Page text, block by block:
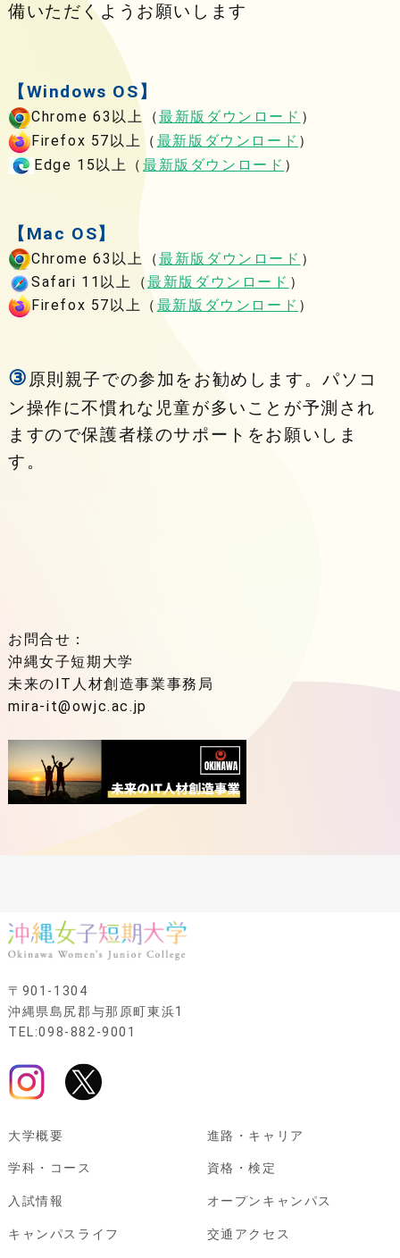
備いただくようお願いします
【Windows OS】
Chrome 63以上（最新版ダウンロード ）
Firefox 57以上（ 最新版ダウンロード ）
Edge 15以上（ 最新版ダウンロード ）
【Mac OS】
Chrome 63以上（最新版ダウンロード ）
Safari 11以上（最新版ダウンロード ）
Firefox 57以上（ 最新版ダウンロード ）
③ 原則親子での参加をお勧めします。パソコ
ン操作に不慣れな児童が多いことが予測され
ますので保護者様のサポートをお願いしま
す。
お問合せ：
沖縄女子短期大学
未来のIT人材創造事業事務局
mira-it@owjc.ac.jp
〒901-1304
沖縄県島尻郡与那原町東浜1
TEL:098-882-9001
大学概要
学科・コース
入試情報
キャンパスライフ
進路・キャリア
資格・検定
オープンキャンパス
交通アクセス